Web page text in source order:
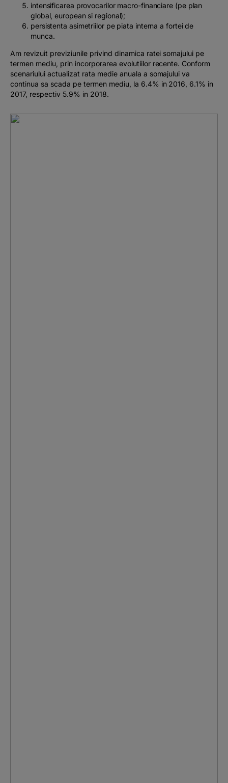
intensificarea provocarilor macro-financiare (pe plan
global, european si regional);
persistenta asimetriilor pe piata interna a fortei de
munca.
Am revizuit previziunile privind dinamica ratei somajului pe
termen mediu, prin incorporarea evolutiilor recente. Conform
scenariului actualizat rata medie anuala a somajului va
continua sa scada pe termen mediu, la 6.4% in 2016, 6.1% in
2017, respectiv 5.9% in 2018.